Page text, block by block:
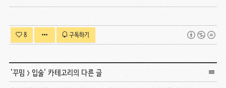
8 구독하기
'꾸밈 > 입술' 카테고리의 다른 글